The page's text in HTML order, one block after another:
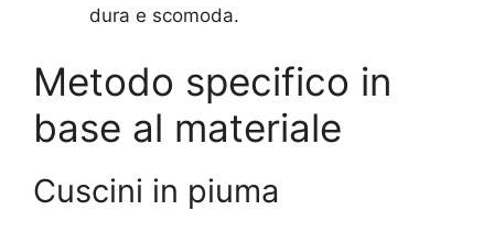
dura e scomoda.
Metodo specifico in
base al materiale
Cuscini in piuma